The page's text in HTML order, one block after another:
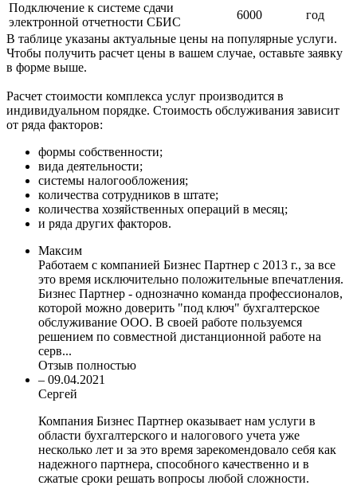
Подключение к системе сдачи
электронной отчетности СБИС
6000
год
В таблице указаны актуальные цены на популярные услуги.
Чтобы получить расчет цены в вашем случае, оставьте заявку
в форме выше.
Расчет стоимости комплекса услуг производится в
индивидуальном порядке. Стоимость обслуживания зависит
от ряда факторов:
формы собственности;
вида деятельности;
системы налогообложения;
количества сотрудников в штате;
количества хозяйственных операций в месяц;
и ряда других факторов.
Максим
Работаем с компанией Бизнес Партнер с 2013 г., за все
это время исключительно положительные впечатления.
Бизнес Партнер - однозначно команда профессионалов,
которой можно доверить "под ключ" бухгалтерское
обслуживание ООО. В своей работе пользуемся
решением по совместной дистанционной работе на
серв...
Отзыв полностью
– 09.04.2021
Сергей
Компания Бизнес Партнер оказывает нам услуги в
области бухгалтерского и налогового учета уже
несколько лет и за это время зарекомендовало себя как
надежного партнера, способного качественно и в
сжатые сроки решать вопросы любой сложности.